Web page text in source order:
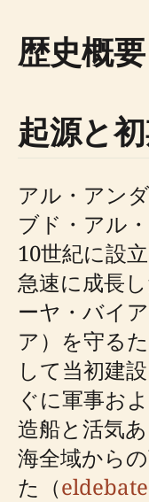
歴史概要
起源と
アル・アン
ブド・アル
10世紀に設
急速に成長
ーヤ・バイ
ア）を守る
して当初建
ぐに軍事お
造船と活気
海全域から
た（